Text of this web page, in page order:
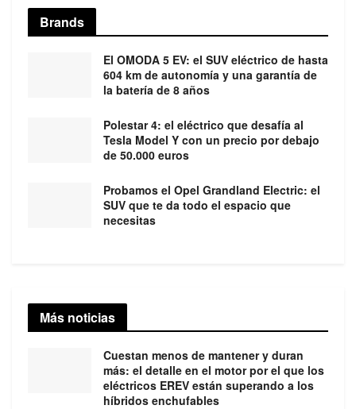
Brands
El OMODA 5 EV: el SUV eléctrico de hasta
604 km de autonomía y una garantía de
la batería de 8 años
Polestar 4: el eléctrico que desafía al
Tesla Model Y con un precio por debajo
de 50.000 euros
Probamos el Opel Grandland Electric: el
SUV que te da todo el espacio que
necesitas
Más noticias
Cuestan menos de mantener y duran
más: el detalle en el motor por el que los
eléctricos EREV están superando a los
híbridos enchufables